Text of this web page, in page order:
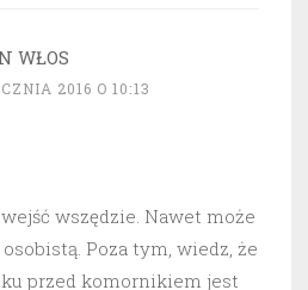
WŁOS
2016 O 10:13
wszędzie. Nawet może
Poza tym, wiedz, że
przed komornikiem jest